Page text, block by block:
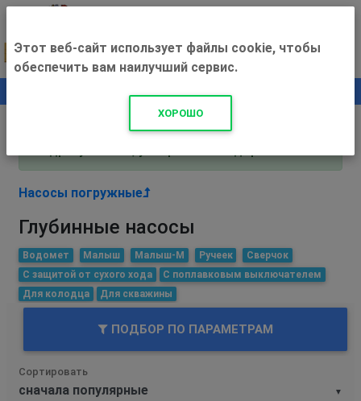
+500 ₽
Внимание! С 3 августа магазин работает по
Насосы погружные
Глубинные насосы
Водомет Малыш Малыш-М Ручеек
Сверчок
С защитой от сухого хода
С поплавковым выключателем
Для колодца
Для скважины
ПОДБОР ПО ПАРАМЕТРАМ
▼
Сортировать
Этот веб-сайт использует файлы cookie, чтобы
обеспечить вам наилучший сервис.
ХОРОШО